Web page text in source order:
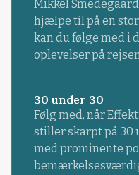
Mikkel
hjælpe til på en
kan du følge med i
oplevelser på
30 under 30
Følg med, når
stiller skarpt på 30
med prominente